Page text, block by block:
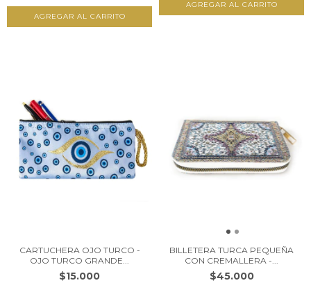
AGREGAR AL CARRITO
CARTUCHERA OJO TURCO -
OJO TURCO GRANDE...
$15.000
BILLETERA TURCA PEQUEÑA
CON CREMALLERA -...
$45.000